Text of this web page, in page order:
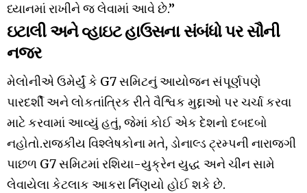
ધ્યાનમાં રાખીને જ લેવામાં આવે છે.”
ઇટાલી અને વ્હાઇટ હાઉસના સંબંધો પર સૌની
નજર
મેલોનીએ ઉમેર્યું કે G7 સમિટનું આયોજન સંપૂર્ણપણે
પારદર્શી અને લોકતાંત્રિક રીતે વૈશ્વિક મુદ્દાઓ પર ચર્ચા કરવા
માટે કરવામાં આવ્યું હતું, જેમાં કોઈ એક દેશનો દબદબો
નહોતો.રાજકીય વિશ્લેષકોના મતે, ડોનાલ્ડ ટ્રમ્પની નારાજગી
પાછળ G7 સમિટમાં રશિયા-યુક્રેન યુદ્ધ અને ચીન સામે
લેવાયેલા કેટલાક આકરા ર્નિણયો હોઈ શકે છે.